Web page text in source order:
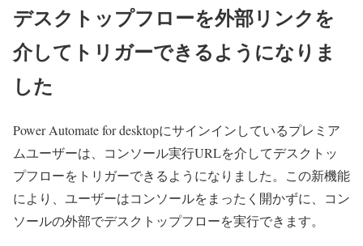
デスクトップフローを外部リンクを
介してトリガーできるようになりま
した
Power Automate for desktopにサインインしているプレミア
ムユーザーは、コンソール実行URLを介してデスクトッ
プフローをトリガーできるようになりました。この新機能
により、ユーザーはコンソールをまったく開かずに、コン
ソールの外部でデスクトップフローを実行できます。